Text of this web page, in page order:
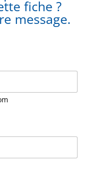
fiche ?
message.